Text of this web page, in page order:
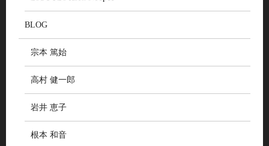
BLOG
宗本 篤始
高村 健一郎
岩井 恵子
根本 和音